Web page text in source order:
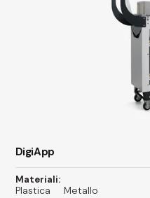
DigiApp
Materiali:
Plastica Metallo